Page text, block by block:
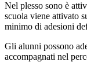
Nel plesso sono è
scuola viene attivato
minimo di adesioni
Gli alunni possono
accompagnati nel